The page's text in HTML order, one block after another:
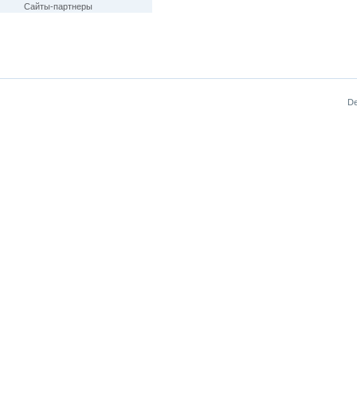
Сайты-партнеры